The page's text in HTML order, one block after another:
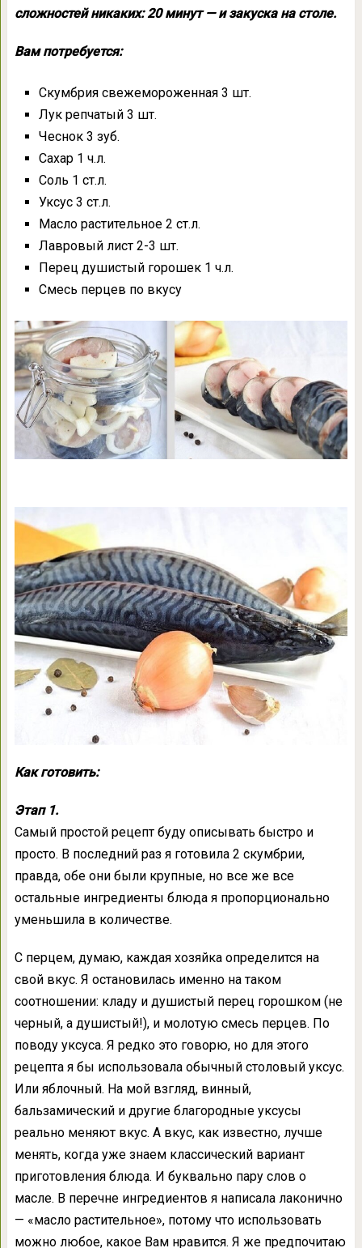
сложностей никаких: 20 минут — и закуска на столе.
Вам потребуется:
Скумбрия свежемороженная 3 шт.
Лук репчатый 3 шт.
Чеснок 3 зуб.
Сахар 1 ч.л.
Соль 1 ст.л.
Уксус 3 ст.л.
Масло растительное 2 ст.л.
Лавровый лист 2-3 шт.
Перец душистый горошек 1 ч.л.
Смесь перцев по вкусу
Как готовить:
Этап 1.
Самый простой рецепт буду описывать быстро и
просто. В последний раз я готовила 2 скумбрии,
правда, обе они были крупные, но все же все
остальные ингредиенты блюда я пропорционально
уменьшила в количестве.
С перцем, думаю, каждая хозяйка определится на
свой вкус. Я остановилась именно на таком
соотношении: кладу и душистый перец горошком (не
черный, а душистый!), и молотую смесь перцев. По
поводу уксуса. Я редко это говорю, но для этого
рецепта я бы использовала обычный столовый уксус.
Или яблочный. На мой взгляд, винный,
бальзамический и другие благородные уксусы
реально меняют вкус. А вкус, как известно, лучше
менять, когда уже знаем классический вариант
приготовления блюда. И буквально пару слов о
масле. В перечне ингредиентов я написала лаконично
— «масло растительное», потому что использовать
можно любое, какое Вам нравится. Я же предпочитаю